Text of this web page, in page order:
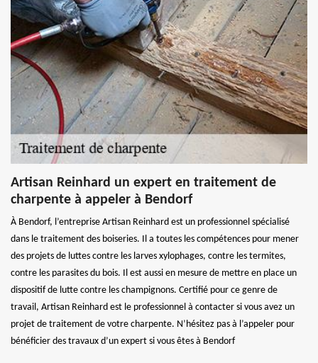
Artisan Reinhard un expert en traitement de
charpente à appeler à Bendorf
À Bendorf, l’entreprise Artisan Reinhard est un professionnel spécialisé
dans le traitement des boiseries. Il a toutes les compétences pour mener
des projets de luttes contre les larves xylophages, contre les termites,
contre les parasites du bois. Il est aussi en mesure de mettre en place un
dispositif de lutte contre les champignons. Certifié pour ce genre de
travail, Artisan Reinhard est le professionnel à contacter si vous avez un
projet de traitement de votre charpente. N’hésitez pas à l’appeler pour
bénéficier des travaux d’un expert si vous êtes à Bendorf